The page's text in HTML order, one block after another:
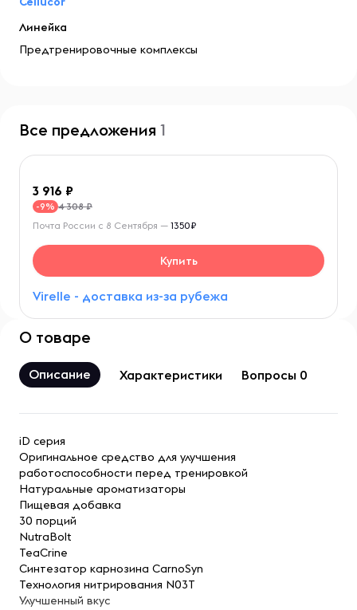
Линейка
Предтренировочные комплексы
Все предложения 1
3 916
-9% 4 308 ₽
Virelle - доставка из-за рубежа
Почта России с 8 Сентября — 1350₽
Купить
О товаре
Описание Характеристики Вопросы 0
iD серия
Оригинальное средство для улучшения
работоспособности перед тренировкой
Натуральные ароматизаторы
Пищевая добавка
30 порций
NutraBolt
TeaCrine
Синтезатор карнозина CarnoSyn
Технология нитрирования N03T
Улучшенный вкус